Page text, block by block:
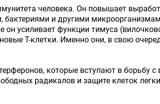
человека. Он повышает
и другими
усиливает функции тимуса
Т-клетки. Именно они, в свою
которые вступают в борьбу
радикалов и защите клеток